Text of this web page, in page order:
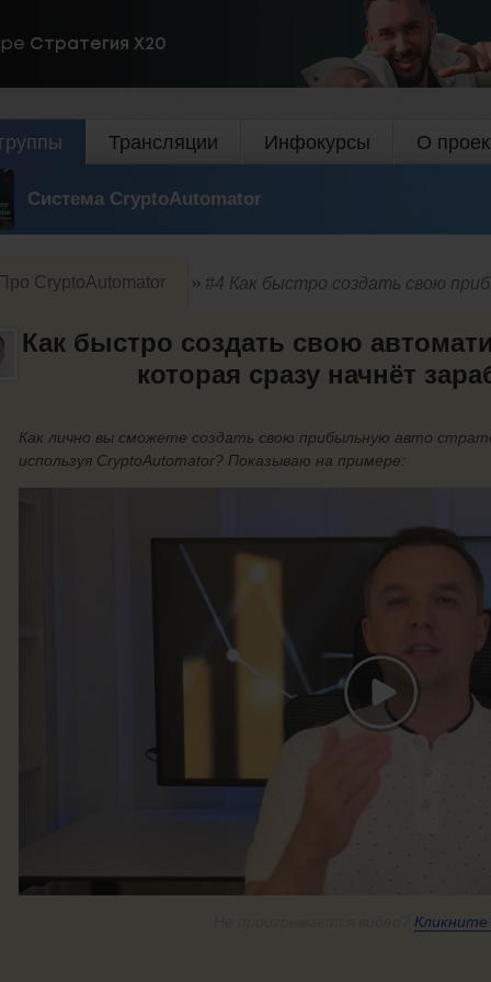
Стратегия Х20
Трансляции Инфокурсы О
Система CryptoAutomator
CryptoAutomator #4 Как быстро создать свою
Как быстро создать свою
которая сразу начнёт
Как лично вы сможете создать свою прибыльную авто
используя CryptoAutomator? Показываю на примере:
Кликните